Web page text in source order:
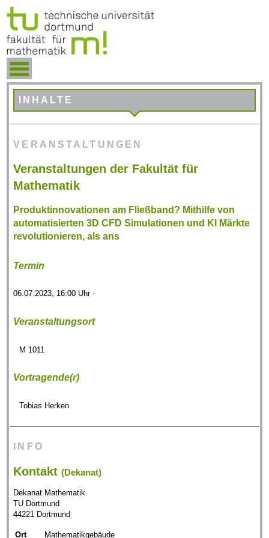
INHALTE
VERANSTALTUNGEN
Veranstaltungen der Fakultät für
Mathematik
Produktinnovationen am Fließband? Mithilfe von
automatisierten 3D CFD Simulationen und KI Märkte
revolutionieren, als ans
Termin
06.07.2023, 16:00 Uhr -
Veranstaltungsort
M 1011
Vortragende(r)
Tobias Herken
INFO
Kontakt(Dekanat)
Dekanat Mathematik
TU Dortmund
44221 Dortmund
Ort Mathematikgebäude